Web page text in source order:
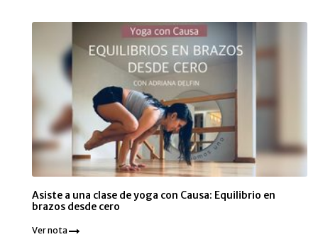
Asiste a una clase de yoga con Causa: Equilibrio en
brazos desde cero
Ver nota